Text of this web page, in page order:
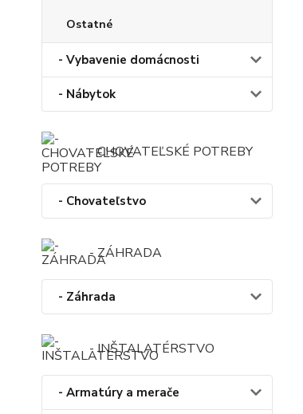
Ostatné
- Vybavenie domácnosti
- Nábytok
- CHOVATEĽSKÉ POTREBY
- Chovateľstvo
- ZÁHRADA
- Záhrada
- INŠTALATÉRSTVO
- Armatúry a merače